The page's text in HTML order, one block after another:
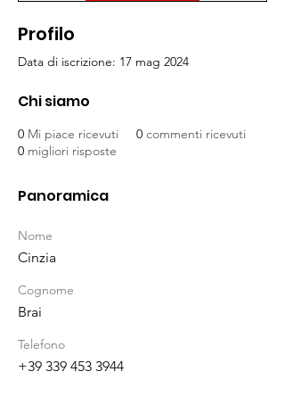
Profilo
Data di iscrizione: 17 mag 2024
Chi siamo
0 Mi piace ricevuti 0 commenti ricevuti
0 migliori risposte
Panoramica
Nome
Cinzia
Cognome
Brai
Telefono
+39 339 453 3944